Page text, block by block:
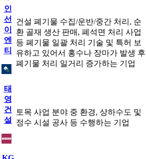
인
선
이
엔
티
건설 폐기물 수집/운반/중간 처리, 순
환 골재 생산 판매, 폐석면 처리 사업
등 폐기물 일괄 처리 기술 및 특허 보
유하고 있어서 홍수나 장마가 발생 후
폐기물 처리 일거리 증가하는 기업
태
영
건
설
토목 사업 분야 중 환경, 상하수도 및
정수 시설 공사 등 수행하는 기업